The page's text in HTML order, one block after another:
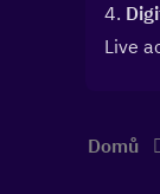
4.
Live
Domů